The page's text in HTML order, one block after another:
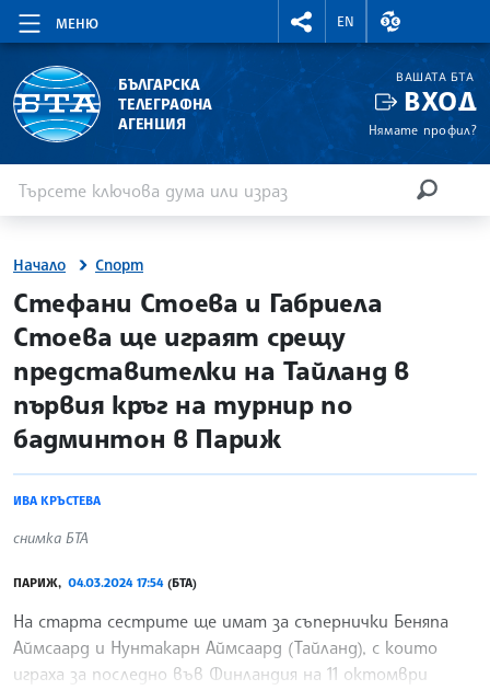
МЕНЮ
RIGHTMENU.SOCIAL
EN
ВАЛУТНИ
БЪЛГАРСКА
ТЕЛЕГРАФНА
АГЕНЦИЯ
ВАШАТА БТА
ВХОД
Нямате профил?
Начало Спорт
site.bta
Стефани Стоева и Габриела
Стоева ще играят срещу
представителки на Тайланд в
първия кръг на турнир по
бадминтон в Париж
ИВА КРЪСТЕВА
снимка БТА
ПАРИЖ, 04.03.2024 17:54 (БТА)
На старта сестрите ще имат за съпернички Беняпа
Аймсаард и Нунтакарн Аймсаард (Тайланд), с които
играха за последно във Финландия на 11 октомври